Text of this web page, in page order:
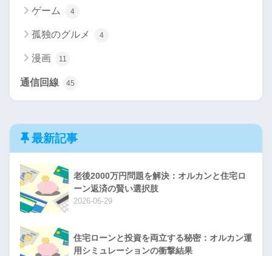
ゲーム 4
孤独のグルメ 4
漫画 11
通信回線 45
最新記事
老後2000万円問題を解決：オルカンと住宅ロ
ーン返済の賢い選択肢
2026-06-29
住宅ローンと投資を両立する秘密：オルカン運
用シミュレーションの衝撃結果